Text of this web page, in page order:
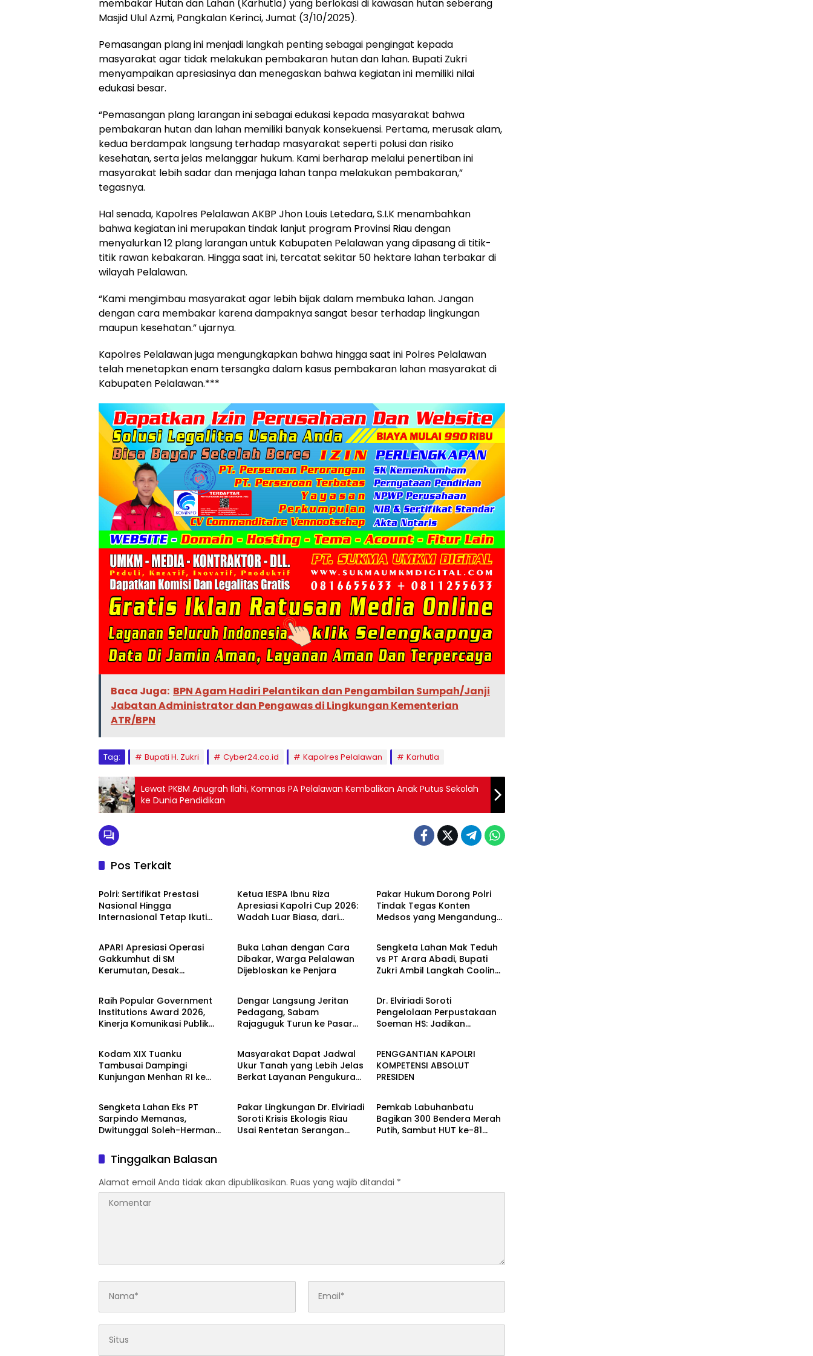
membakar Hutan dan Lahan (Karhutla) yang berlokasi di kawasan hutan seberang
Masjid Ulul Azmi, Pangkalan Kerinci, Jumat (3/10/2025).
Pemasangan plang ini menjadi langkah penting sebagai pengingat kepada
masyarakat agar tidak melakukan pembakaran hutan dan lahan. Bupati Zukri
menyampaikan apresiasinya dan menegaskan bahwa kegiatan ini memiliki nilai
edukasi besar.
“Pemasangan plang larangan ini sebagai edukasi kepada masyarakat bahwa
pembakaran hutan dan lahan memiliki banyak konsekuensi. Pertama, merusak alam,
kedua berdampak langsung terhadap masyarakat seperti polusi dan risiko
kesehatan, serta jelas melanggar hukum. Kami berharap melalui penertiban ini
masyarakat lebih sadar dan menjaga lahan tanpa melakukan pembakaran,”
tegasnya.
Hal senada, Kapolres Pelalawan AKBP Jhon Louis Letedara, S.I.K menambahkan
bahwa kegiatan ini merupakan tindak lanjut program Provinsi Riau dengan
menyalurkan 12 plang larangan untuk Kabupaten Pelalawan yang dipasang di titik-
titik rawan kebakaran. Hingga saat ini, tercatat sekitar 50 hektare lahan terbakar di
wilayah Pelalawan.
“Kami mengimbau masyarakat agar lebih bijak dalam membuka lahan. Jangan
dengan cara membakar karena dampaknya sangat besar terhadap lingkungan
maupun kesehatan.” ujarnya.
Kapolres Pelalawan juga mengungkapkan bahwa hingga saat ini Polres Pelalawan
telah menetapkan enam tersangka dalam kasus pembakaran lahan masyarakat di
Kabupaten Pelalawan.***
Baca Juga: BPN Agam Hadiri Pelantikan dan Pengambilan Sumpah/Janji
Jabatan Administrator dan Pengawas di Lingkungan Kementerian
ATR/BPN
Tag: Bupati H. Zukri Cyber24.co.id Kapolres Pelalawan Karhutla
Lewat PKBM Anugrah Ilahi, Komnas PA Pelalawan Kembalikan Anak Putus Sekolah
ke Dunia Pendidikan
Pos Terkait
Berita
Polri: Sertifikat Prestasi
Nasional Hingga
Internasional Tetap Ikuti
Ketua IESPA Ibnu Riza
Apresiasi Kapolri Cup 2026:
Wadah Luar Biasa, dari
Pakar Hukum Dorong Polri
Tindak Tegas Konten
Medsos yang Mengandung
Berita
APARI Apresiasi Operasi
Gakkumhut di SM
Kerumutan, Desak
Berita
Buka Lahan dengan Cara
Dibakar, Warga Pelalawan
Dijebloskan ke Penjara
Berita
Sengketa Lahan Mak Teduh
vs PT Arara Abadi, Bupati
Zukri Ambil Langkah Cooling
Berita
Raih Popular Government
Institutions Award 2026,
Kinerja Komunikasi Publik
Berita
Dengar Langsung Jeritan
Pedagang, Sabam
Rajaguguk Turun ke Pasar
Berita
Dr. Elviriadi Soroti
Pengelolaan Perpustakaan
Soeman HS: Jadikan
Intelektual
Berita
Kodam XIX Tuanku
Tambusai Dampingi
Kunjungan Menhan RI ke
Satuan
Berita
Masyarakat Dapat Jadwal
Ukur Tanah yang Lebih Jelas
Berkat Layanan Pengukuran
Berita
PENGGANTIAN KAPOLRI
KOMPETENSI ABSOLUT
PRESIDEN
Berita
Sengketa Lahan Eks PT
Sarpindo Memanas,
Dwitunggal Soleh-Herman
Pulau Rupat
Berita
Pakar Lingkungan Dr. Elviriadi
Soroti Krisis Ekologis Riau
Usai Rentetan Serangan
Berita
Pemkab Labuhanbatu
Bagikan 300 Bendera Merah
Putih, Sambut HUT ke-81
Tinggalkan Balasan
Alamat email Anda tidak akan dipublikasikan. Ruas yang wajib ditandai *